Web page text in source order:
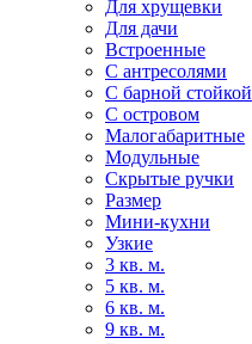
Для хрущевки
Для дачи
Встроенные
С антресолями
С барной стойкой
С островом
Малогабаритные
Модульные
Скрытые ручки
Размер
Мини-кухни
Узкие
3 кв. м.
5 кв. м.
6 кв. м.
9 кв. м.